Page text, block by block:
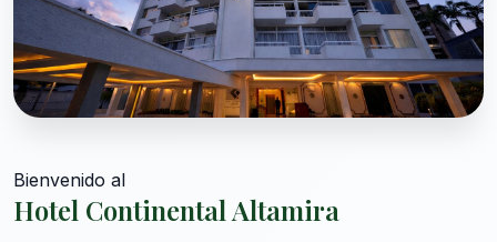
Bienvenido al
Hotel Continental Altamira